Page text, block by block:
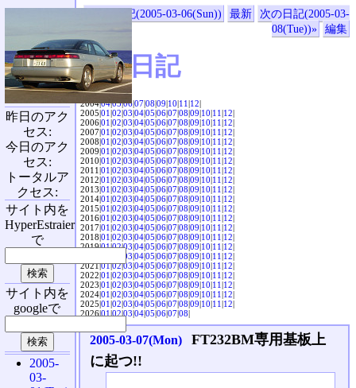
«前の日記(2005-03-06(Sun)) 最新
次の日記(2005-03-
08(Tue))»
編集
SVX日記
2004|04|05|06|07|08|09|10|11|12|
2005|01|02|03|04|05|06|07|08|09|10|11|12|
2006|01|02|03|04|05|06|07|08|09|10|11|12|
2007|01|02|03|04|05|06|07|08|09|10|11|12|
2008|01|02|03|04|05|06|07|08|09|10|11|12|
2009|01|02|03|04|05|06|07|08|09|10|11|12|
2010|01|02|03|04|05|06|07|08|09|10|11|12|
2011|01|02|03|04|05|06|07|08|09|10|11|12|
2012|01|02|03|04|05|06|07|08|09|10|11|12|
2013|01|02|03|04|05|06|07|08|09|10|11|12|
2014|01|02|03|04|05|06|07|08|09|10|11|12|
2015|01|02|03|04|05|06|07|08|09|10|11|12|
2016|01|02|03|04|05|06|07|08|09|10|11|12|
2017|01|02|03|04|05|06|07|08|09|10|11|12|
2018|01|02|03|04|05|06|07|08|09|10|11|12|
2019|01|02|03|04|05|06|07|08|09|10|11|12|
03|04|05|06|07|08|09|10|11|12|
2021|01|02|03|04|05|06|07|08|09|10|11|12|
2022|01|02|03|04|05|06|07|08|09|10|11|12|
2023|01|02|03|04|05|06|07|08|09|10|11|12|
2024|01|02|03|04|05|06|07|08|09|10|11|12|
2025|01|02|03|04|05|06|07|08|09|10|11|12|
2026|01|02|03|04|05|06|07|08|
2005-03-07(Mon)
FT232BM専用基板上
に起つ!!
昨日のアク
セス:
今日のアク
セス:
トータルア
クセス:
サイト内を
HyperEstraier
で
サイト内を
googleで
2005-
03-